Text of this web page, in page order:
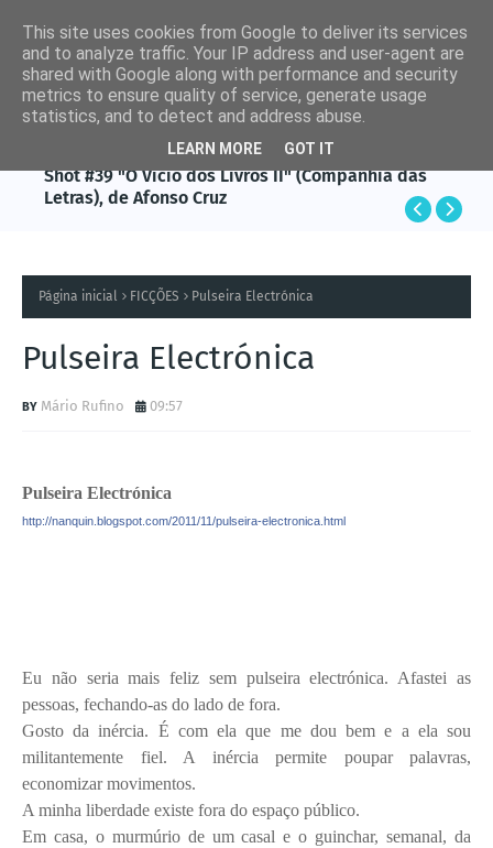
Shot #39 "O Vício dos Livros II" (Companhia das
Letras), de Afonso Cruz
Página inicial FICÇÕES Pulseira Electrónica
Pulseira Electrónica
Mário Rufino 09:57
Pulseira Electrónica
http://nanquin.blogspot.com/2011/11/pulseira-electronica.html
Eu não seria mais feliz sem pulseira electrónica. Afastei as
pessoas, fechando-as do lado de fora.
Gosto da inércia. É com ela que me dou bem e a ela sou
militantemente fiel. A inércia permite poupar palavras,
economizar movimentos.
A minha liberdade existe fora do espaço público.
Em casa, o murmúrio de um casal e o guinchar, semanal, da
This site uses cookies from Google to deliver its services
and to analyze traffic. Your IP address and user-agent are
shared with Google along with performance and security
metrics to ensure quality of service, generate usage
statistics, and to detect and address abuse.
LEARN MORE GOT IT